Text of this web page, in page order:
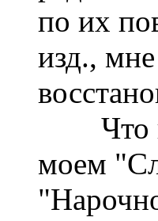
по их
изд.,
Что ни
моем